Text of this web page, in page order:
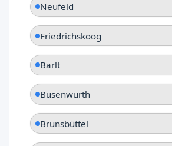
Neufeld
Friedrichskoog
Barlt
Busenwurth
Brunsbüttel